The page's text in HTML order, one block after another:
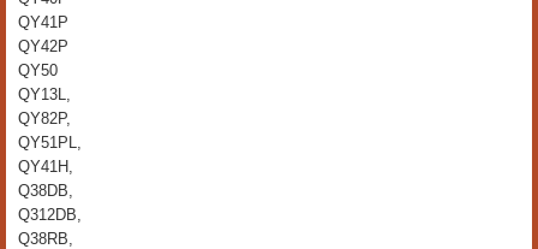
QY41P
QY42P
QY50
QY13L,
QY82P,
QY51PL,
QY41H,
Q38DB,
Q312DB,
Q38RB,